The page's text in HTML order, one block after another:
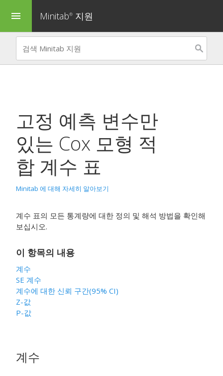
menu Minitab® 지원
고정 예측 변수만
있는 Cox 모형 적
합 계수 표
Minitab 에 대해 자세히 알아보기
계수 표의 모든 통계량에 대한 정의 및 해석 방법을 확인해
보십시오.
이 항목의 내용
계수
SE 계수
계수에 대한 신뢰 구간(95% CI)
Z-값
P-값
계수